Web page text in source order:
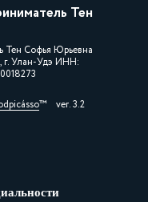
Тен
Тен Софья Юрьевна
г. Улан-Удэ ИНН:
ver. 3.2